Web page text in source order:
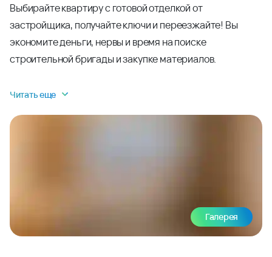
Выбирайте квартиру с готовой отделкой от
застройщика, получайте ключи и переезжайте! Вы
экономите деньги, нервы и время на поиске
строительной бригады и закупке материалов.
Читать еще
Галерея